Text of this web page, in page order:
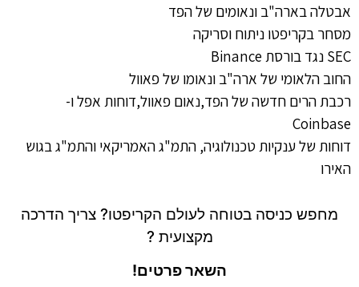
אבטלה בארה"ב ונאומים של הפד
מסחר בקריפטו ניתוח וסריקה
SEC נגד בורסת Binance
החוב הלאומי של ארה"ב ונאומו של פאוול
רכבת הרים חדשה של הפד,נאום פאוול,דוחות אפל ו-
Coinbase
דוחות של ענקיות טכנולוגיה, התמ"ג האמריקאי והתמ"ג בגוש
האירו
מחפש כניסה בטוחה לעולם הקריפטו? צריך הדרכה
מקצועית ?
השאר פרטים!